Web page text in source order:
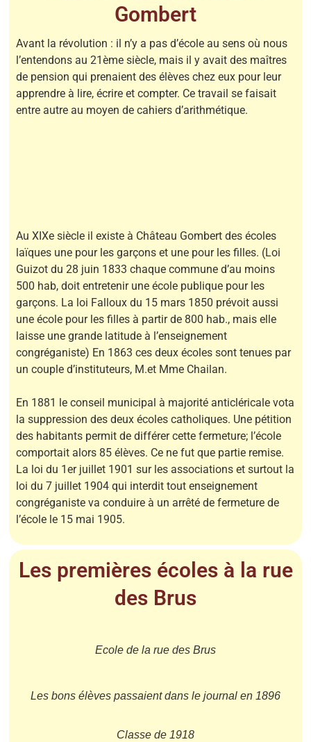
Gombert
Avant la révolution : il n’y a pas d’école au sens où nous
l’entendons au 21ème siècle, mais il y avait des maîtres
de pension qui prenaient des élèves chez eux pour leur
apprendre à lire, écrire et compter. Ce travail se faisait
entre autre au moyen de cahiers d’arithmétique.
Au XIXe siècle il existe à Château Gombert des écoles
laïques une pour les garçons et une pour les filles. (Loi
Guizot du 28 juin 1833 chaque commune d’au moins
500 hab, doit entretenir une école publique pour les
garçons. La loi Falloux du 15 mars 1850 prévoit aussi
une école pour les filles à partir de 800 hab., mais elle
laisse une grande latitude à l’enseignement
congréganiste) En 1863 ces deux écoles sont tenues par
un couple d’instituteurs, M.et Mme Chailan.
En 1881 le conseil municipal à majorité anticléricale vota
la suppression des deux écoles catholiques. Une pétition
des habitants permit de différer cette fermeture; l’école
comportait alors 85 élèves. Ce ne fut que partie remise.
La loi du 1er juillet 1901 sur les associations et surtout la
loi du 7 juillet 1904 qui interdit tout enseignement
congréganiste va conduire à un arrêté de fermeture de
l’école le 15 mai 1905.
Les premières écoles à la rue
des Brus
Ecole de la rue des Brus
Les bons élèves passaient dans le journal en 1896
Classe de 1918